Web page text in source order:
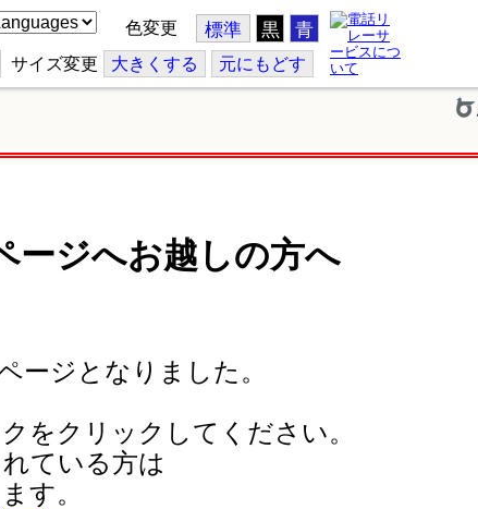
色変更 標準 黒 青
サイズ変更 大きくする 元にもどす
ージへお越しの方へ
ージとなりました。
をクリックしてください。
ている方は
す。